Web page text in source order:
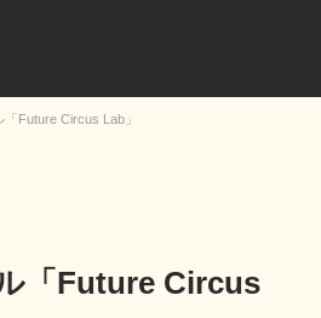
Future Circus Lab」
「Future Circus